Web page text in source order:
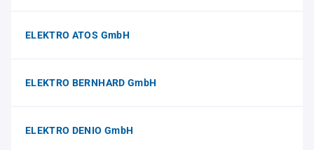
ELEKTRO ATOS GmbH
ELEKTRO BERNHARD GmbH
ELEKTRO DENIO GmbH